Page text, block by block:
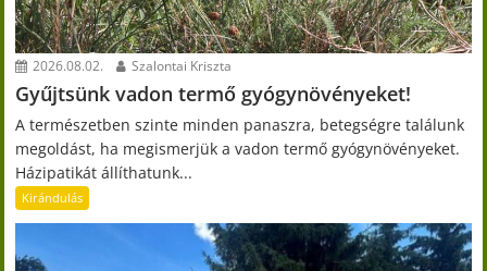
2026.08.02. Szalontai Kriszta
Gyűjtsünk vadon termő gyógynövényeket!
A természetben szinte minden panaszra, betegségre találunk
megoldást, ha megismerjük a vadon termő gyógynövényeket.
Házipatikát állíthatunk...
Kirándulás